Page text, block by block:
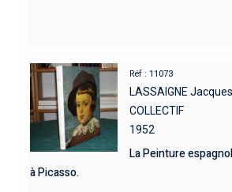
Réf : 11073
LASSAIGNE Jacques
COLLECTIF
1952
La Peinture
à Picasso.